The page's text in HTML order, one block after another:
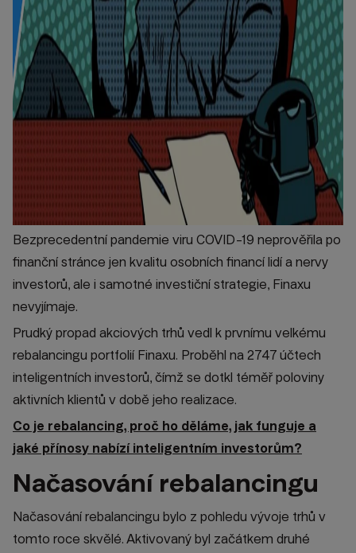
Bezprecedentní pandemie viru COVID-19 neprověřila po
finanční stránce jen kvalitu osobních financí lidí a nervy
investorů, ale i samotné investiční strategie, Finaxu
nevyjímaje.
Prudký propad akciových trhů vedl k prvnímu velkému
rebalancingu portfolií Finaxu. Proběhl na 2747 účtech
inteligentních investorů, čímž se dotkl téměř poloviny
aktivních klientů v době jeho realizace.
Co je rebalancing, proč ho děláme, jak funguje a
jaké přínosy nabízí inteligentním investorům?
Načasování rebalancingu
Načasování rebalancingu bylo z pohledu vývoje trhů v
tomto roce skvělé. Aktivovaný byl začátkem druhé